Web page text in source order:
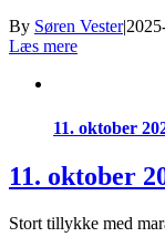
By Søren Vester|
Læs mere
11. oktober
11. oktober
Stort tillykke med